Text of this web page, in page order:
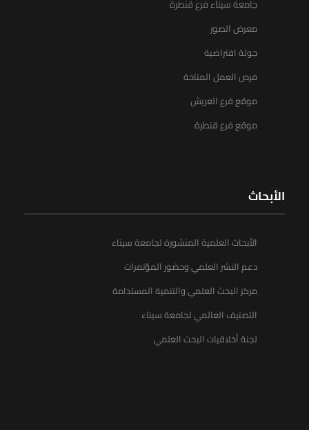
جامعة سيناء فرع قنطرة
معرض الصور
جولة افتراضية
فرص العمل المتاحة
موقع فرع العريش
موقع فرع قنطرة
الأبحاث
الأبحاث العلمية المنشورة لجامعة سيناء
دعم النشر العلمي وحضور المؤتمرات
مركز البحث العلمي والتنمية المستدامة
التصنيف العالمي لجامعة سيناء
لجنة أخلاقيات البحث العلمي